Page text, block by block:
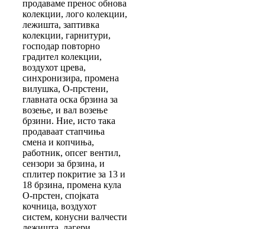
продаваме пренос обнова
колекции, лого колекции,
лежишта, заптивка
колекции, гарнитури,
господар повторно
градител колекции,
воздухот црева,
синхронизира, промена
вилушка, О-прстени,
главната оска брзина за
возење, и вал возење
брзини. Ние, исто така
продаваат стапчиња
смена и копчиња,
работник, опсег вентил,
сензори за брзина, и
сплитер покритие за 13 и
18 брзина, промена кула
О-прстен, спојката
кочница, воздухот
систем, конусни валчести